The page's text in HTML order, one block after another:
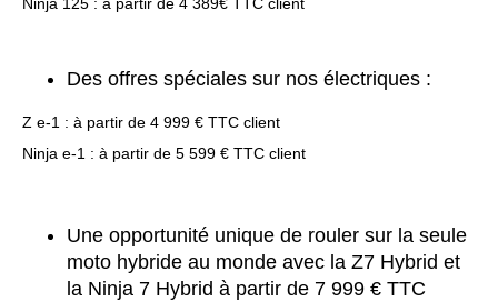
Des offres spéciales sur nos électriques :
Z e-1 : à partir de 4 999 € TTC client
Ninja e-1 : à partir de 5 599 € TTC client
Une opportunité unique de rouler sur la seule
moto hybride au monde avec la Z7 Hybrid et
la Ninja 7 Hybrid à partir de 7 999 € TTC